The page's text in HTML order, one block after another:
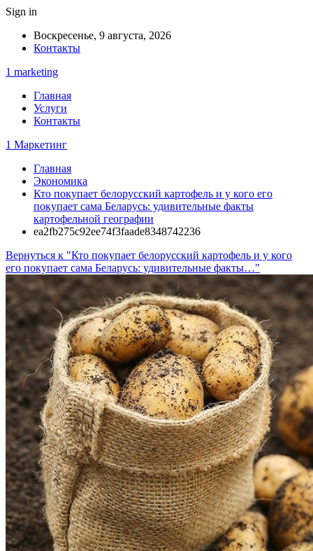
Sign in
Воскресенье, 9 августа, 2026
Контакты
1 marketing
Главная
Услуги
Контакты
1 Маркетинг
Главная
Экономика
Кто покупает белорусский картофель и у кого его
покупает сама Беларусь: удивительные факты
картофельной географии
ea2fb275c92ee74f3faade8348742236
Вернуться к "Кто покупает белорусский картофель и у кого
его покупает сама Беларусь: удивительные факты…"